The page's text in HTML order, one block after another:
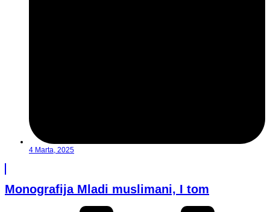
4 Marta, 2025
Monografija Mladi muslimani, I tom